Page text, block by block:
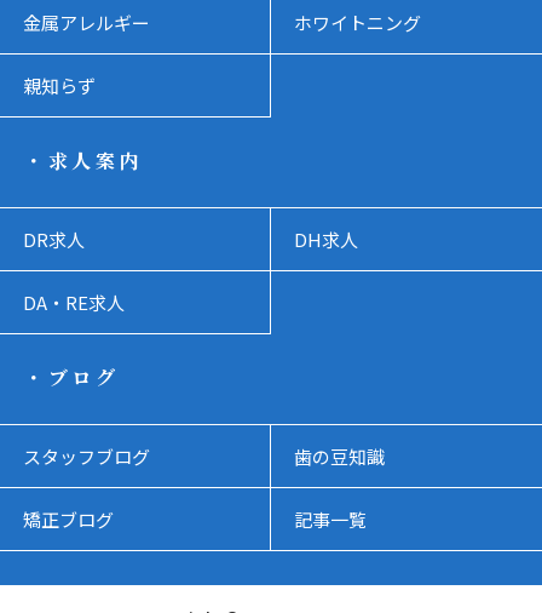
金属アレルギー ホワイトニング
親知らず
・求人案内
DR求人 DH求人
DA・RE求人
・ブログ
スタッフブログ 歯の豆知識
矯正ブログ 記事一覧